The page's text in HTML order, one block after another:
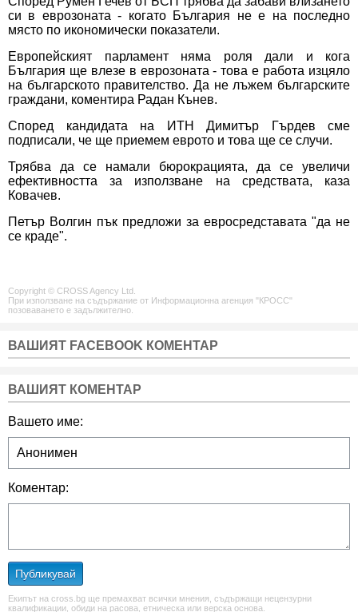
си в еврозоната - когато България не е на последно
място по икономически показатели.
Европейският парламент няма роля дали и кога
България ще влезе в еврозоната - това е работа изцяло
на българското правителство. Да не лъжем българските
граждани, коментира Радан Кънев.
Според кандидата на ИТН Димитър Гърдев сме
подписали, че ще приемем еврото и това ще се случи.
Трябва да се намали бюрокрацията, да се увеличи
ефективността за използване на средствата, каза
Ковачев.
Петър Волгин пък предложи за евросредставата "да не
се краде".
Copyright © CROSS Agency Ltd.
При използване на съдържание от Информационна агенция "КРОСС"
позоваването е задължително.
ВАШИЯТ FACEBOOK КОМЕНТАР
ВАШИЯТ КОМЕНТАР
Вашето име:
Коментар:
Публикувай
Екипът на cross.bg ще премахват всички мнения, съдържащи нецензурни
квалификации, обиди на расова, етническа или верска основа.